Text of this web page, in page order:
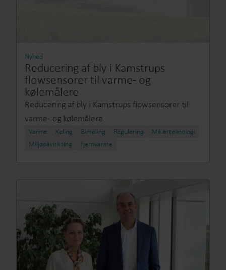
Nyhed
Reducering af bly i Kamstrups
flowsensorer til varme- og
kølemålere
Reducering af bly i Kamstrups flowsensorer til
varme- og kølemålere
Varme Køling Bimåling Regulering
Målerteknologi
Miljøpåvirkning
Fjernvarme